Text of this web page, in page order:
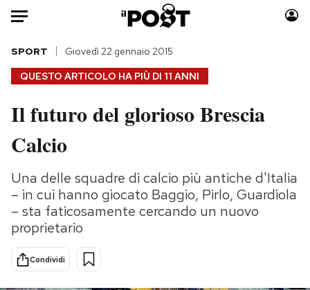
Auto
HOME
Italia
Politica
Tecnologia
Internet
Scienza
Cultura
Economia
Moda
Storie/Idee
Ok Boomer!
Media
QUESTO ARTICOLO HA PIÙ DI 11 ANNI
SPORT Giovedì 22 gennaio 2015
Il futuro del glorioso Brescia
Calcio
Una delle squadre di calcio più antiche d'Italia
– in cui hanno giocato Baggio, Pirlo, Guardiola
– sta faticosamente cercando un nuovo
proprietario
Condividi